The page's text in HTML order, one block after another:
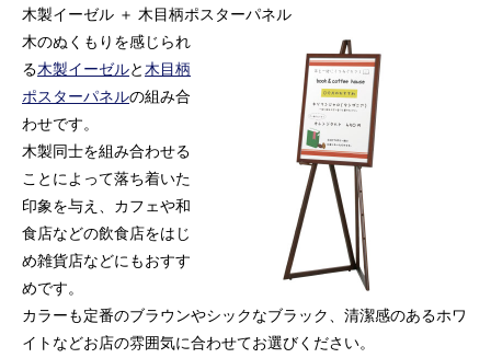
木製イーゼル ＋ 木目柄ポスターパネル
木のぬくもりを感じられ
る木製イーゼルと 木目柄
ポスターパネルの組み合
わせです。
木製同士を組み合わせる
ことによって落ち着いた
印象を与え、カフェや和
食店などの飲食店をはじ
め雑貨店などにもおすす
めです。
カラーも定番のブラウンやシックなブラック、清潔感のあるホワ
イトなどお店の雰囲気に合わせてお選びください。